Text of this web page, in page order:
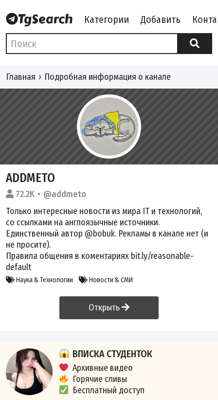
Категории Добавить
Главная Подробная информация о канале
ADDMETO
72.2K
@addmeto
Только интересные новости из мира IT и технологий,
со ссылками на англоязычные источники.
Единственный автор @bobuk. Рекламы в канале нет (и
не просите).
Правила общения в коментариях bit.ly/reasonable-
default
Наука & Технологии Новости & СМИ
Открыть
ВПИСКА СТУДЕНТОК
Архивные видео
Горячие сливы
Бесплатный доступ